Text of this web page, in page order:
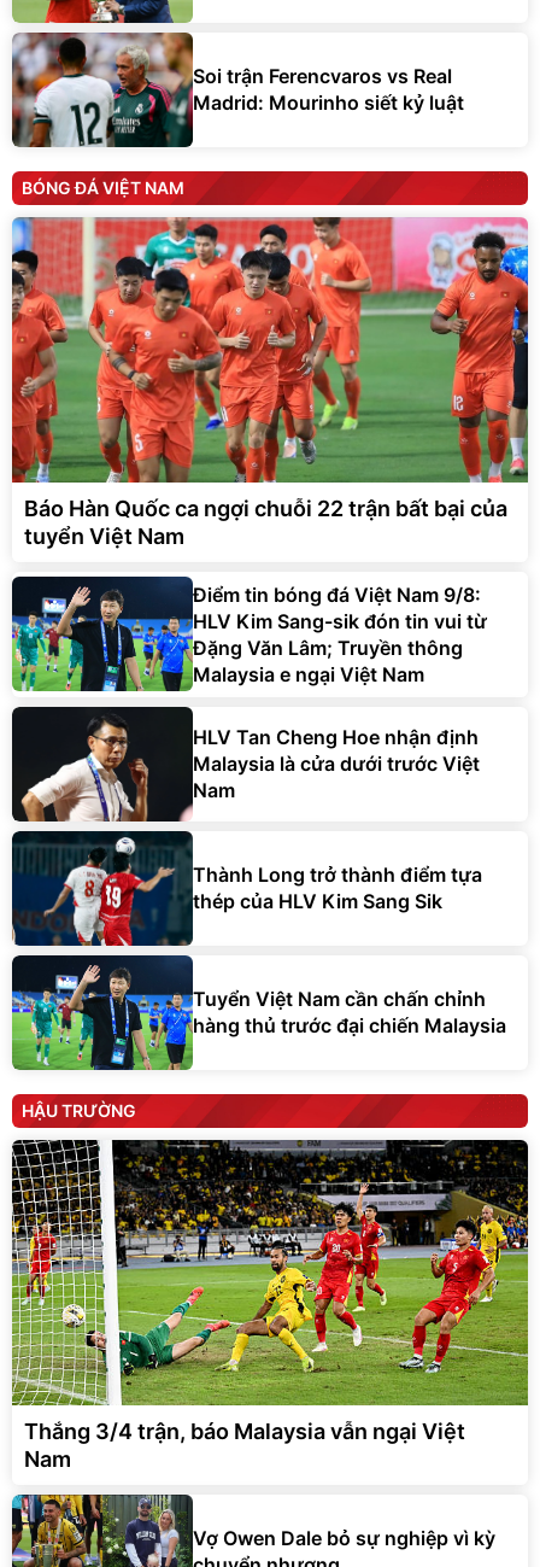
Soi trận Ferencvaros vs Real
Madrid: Mourinho siết kỷ luật
BÓNG ĐÁ VIỆT NAM
Báo Hàn Quốc ca ngợi chuỗi 22 trận bất bại của
tuyển Việt Nam
Điểm tin bóng đá Việt Nam 9/8:
HLV Kim Sang-sik đón tin vui từ
Đặng Văn Lâm; Truyền thông
Malaysia e ngại Việt Nam
HLV Tan Cheng Hoe nhận định
Malaysia là cửa dưới trước Việt
Nam
Thành Long trở thành điểm tựa
thép của HLV Kim Sang Sik
Tuyển Việt Nam cần chấn chỉnh
hàng thủ trước đại chiến Malaysia
HẬU TRƯỜNG
Thắng 3/4 trận, báo Malaysia vẫn ngại Việt
Nam
Vợ Owen Dale bỏ sự nghiệp vì kỳ